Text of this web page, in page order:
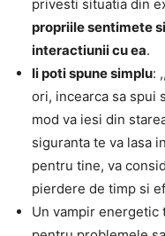
privesti situatia din
propriile sentimete
interactiunii cu ea.
Ii poti spune simplu:
ori, incearca sa spui
mod va iesi din
siguranta te va lasa
pentru tine, va
pierdere de timp si
Un vampir energetic